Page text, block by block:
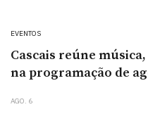
EVENTOS
Cascais reúne
na programação de
AGO. 6